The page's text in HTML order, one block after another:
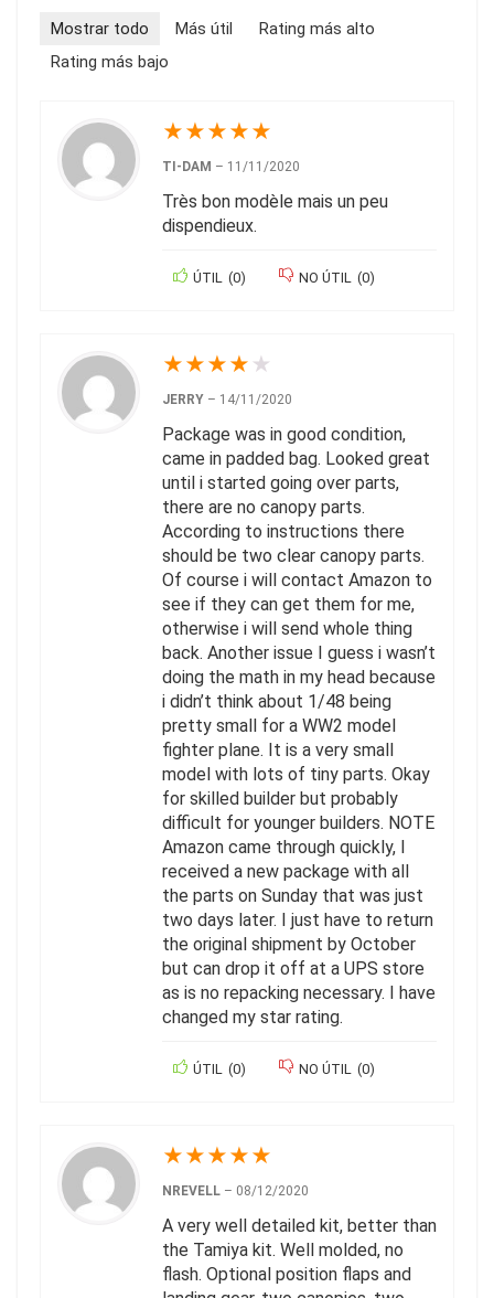
Mostrar todo Más útil
Rating más alto
Rating más bajo
★★★★★
TI-DAM – 11/11/2020
Très bon modèle mais un peu
dispendieux.
ÚTIL (0) NO ÚTIL (0)
★★★★ ★
JERRY – 14/11/2020
Package was in good condition,
came in padded bag. Looked great
until i started going over parts,
there are no canopy parts.
According to instructions there
should be two clear canopy parts.
Of course i will contact Amazon to
see if they can get them for me,
otherwise i will send whole thing
back. Another issue I guess i wasn’t
doing the math in my head because
i didn’t think about 1/48 being
pretty small for a WW2 model
fighter plane. It is a very small
model with lots of tiny parts. Okay
for skilled builder but probably
difficult for younger builders. NOTE
Amazon came through quickly, I
received a new package with all
the parts on Sunday that was just
two days later. I just have to return
the original shipment by October
but can drop it off at a UPS store
as is no repacking necessary. I have
changed my star rating.
ÚTIL (0) NO ÚTIL (0)
★★★★★
NREVELL – 08/12/2020
A very well detailed kit, better than
the Tamiya kit. Well molded, no
flash. Optional position flaps and